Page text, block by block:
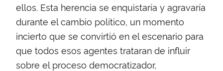
ellos. Esta herencia se enquistaría y agravaría
durante el cambio político, un momento
incierto que se convirtió en el escenario para
que todos esos agentes trataran de influir
sobre el proceso democratizador,